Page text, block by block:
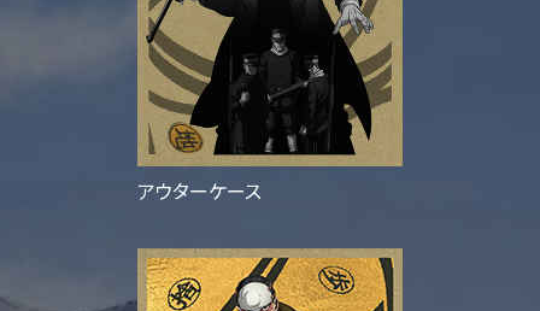
アウターケース